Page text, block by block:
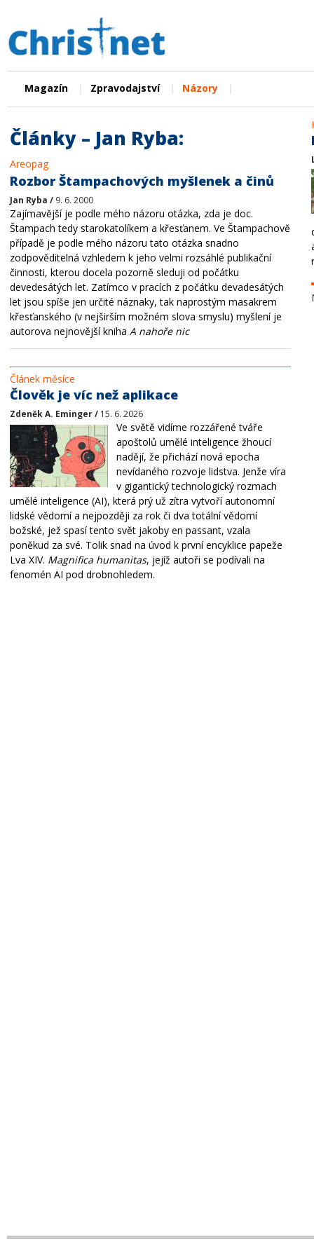
Magazín Zpravodajství Názory
Články – Jan Ryba:
Areopag
Rozbor Štampachových myšlenek a činů
Jan Ryba / 9. 6. 2000
Zajímavější je podle mého názoru otázka, zda je doc.
Štampach tedy starokatolíkem a křesťanem. Ve Štampachově
případě je podle mého názoru tato otázka snadno
zodpověditelná vzhledem k jeho velmi rozsáhlé publikační
činnosti, kterou docela pozorně sleduji od počátku
devedesátých let. Zatímco v pracích z počátku devadesátých
let jsou spíše jen určité náznaky, tak naprostým masakrem
křesťanského (v nejširším možném slova smyslu) myšlení je
autorova nejnovější kniha A nahoře nic
Článek měsíce
Člověk je víc než aplikace
Zdeněk A. Eminger / 15. 6. 2026
Ve světě vidíme rozzářené tváře
apoštolů umělé inteligence žhoucí
nadějí, že přichází nová epocha
nevídaného rozvoje lidstva. Jenže víra
v gigantický technologický rozmach
umělé inteligence (AI), která prý už zítra vytvoří autonomní
lidské vědomí a nejpozději za rok či dva totální vědomí
božské, jež spasí tento svět jakoby en passant, vzala
poněkud za své. Tolik snad na úvod k první encyklice papeže
Lva XIV. Magnifica humanitas, jejíž autoři se podívali na
fenomén AI pod drobnohledem.